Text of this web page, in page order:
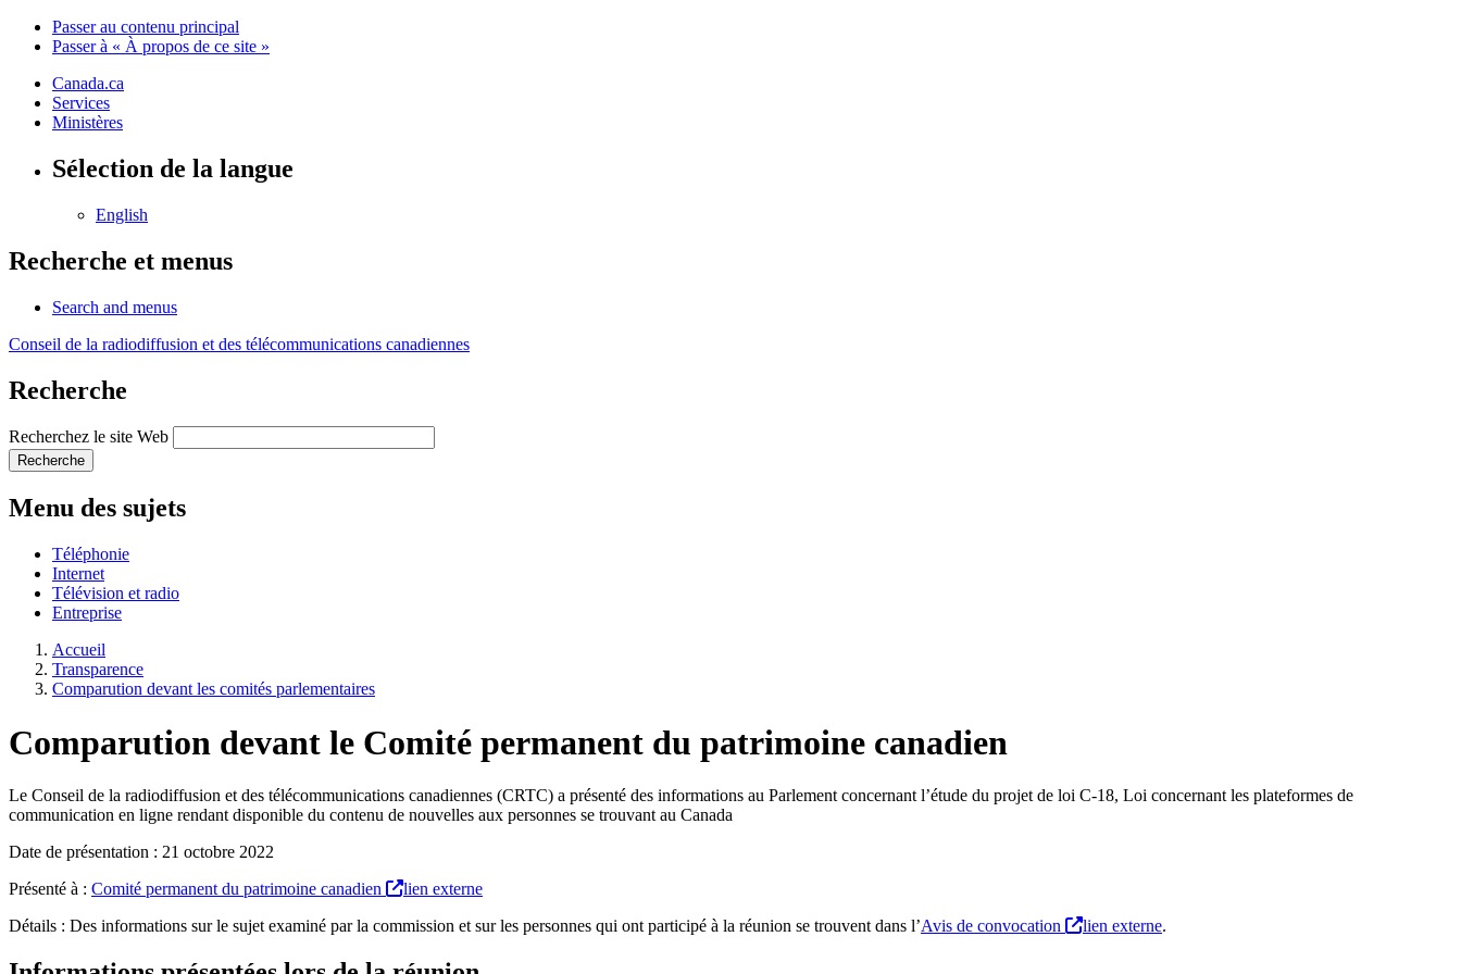
Passer au contenu principal
Passer à « À propos de ce site »
Canada.ca
Services
Ministères
Sélection de la langue
English
Recherche et menus
Search and menus
Conseil de la radiodiffusion et des télécommunications canadiennes
Recherche
Recherchez le site Web
Recherche
Menu des sujets
Téléphonie
Internet
Télévision et radio
Entreprise
Accueil
Transparence
Comparution devant les comités parlementaires
Comparution devant le Comité permanent du patrimoine canadien
Le Conseil de la radiodiffusion et des télécommunications canadiennes (CRTC) a présenté des informations au Parlement concernant l’étude du projet de loi C-18, Loi concernant les plateformes de
communication en ligne rendant disponible du contenu de nouvelles aux personnes se trouvant au Canada
Date de présentation : 21 octobre 2022
Présenté à : Comité permanent du patrimoine canadien
lien externe
Détails : Des informations sur le sujet examiné par la commission et sur les personnes qui ont participé à la réunion se trouvent dans l’Avis de convocation lien externe.